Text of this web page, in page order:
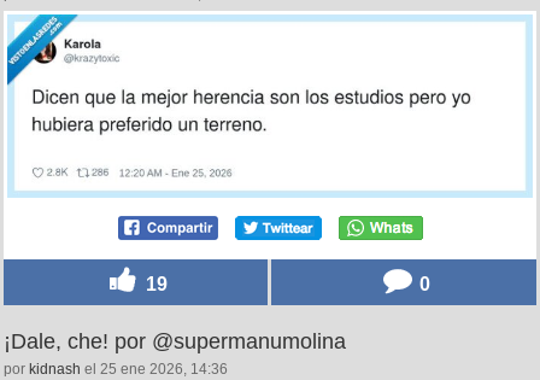
19 0
¡Dale, che! por @supermanumolina
por kidnash el 25 ene 2026, 14:36